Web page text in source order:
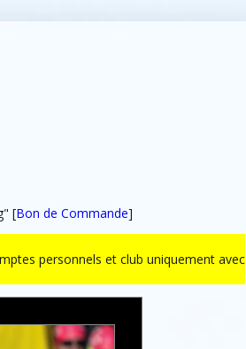
[Bon de Commande]
personnels et club uniquement avec